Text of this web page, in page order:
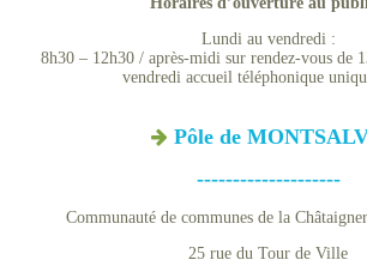
Lundi au vendredi :
8h30 – 12h30 / après-midi sur rendez-vous de
vendredi accueil téléphonique
Pôle de
--------------------
Communauté de communes de la
25 rue du Tour de Ville